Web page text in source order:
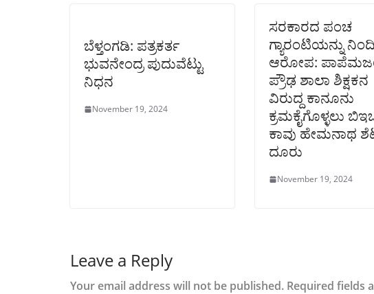
ಬೆಳ್ತಂಗಡಿ: ಪತ್ರಕರ್ತ
ಭುವನೇಂದ್ರ ಪುದುವೆಟ್ಟು
ನಿಧನ
November 19, 2024
ಸರಕಾರದ ಪಂಚ
ಗ್ಯಾರಂಟಿಯನ್ನು
ಆರೋಪ:
ಪ್ರೌಢ ಶಾಲಾ ಶಿಕ್ಷಕನ
ವಿರುದ್ದ ಕಾನೂನು
ಕ್ರಮಕೈಗೊಳ್ಳಲು
ಕಾವು ಹೇಮನಾಥ
ದೂರು
November 19, 2024
Leave a Reply
Your email address will not be published. Required fields